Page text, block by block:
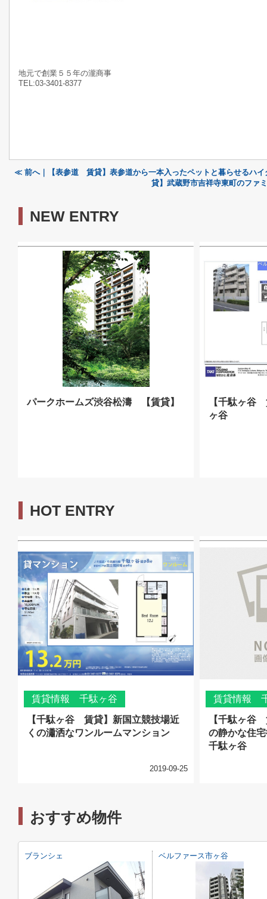
地元で創業５５年の瀧商事
TEL:03-3401-8377
≪ 前へ｜【表参道 賃貸】表参道から一本入ったペットと暮らせるハ
貸】武蔵野市吉祥寺東町のフ
NEW ENTRY
パークホームズ渋谷松濤 【賃貸】
【千駄ヶ谷
ヶ谷
HOT ENTRY
賃貸情報 千駄ヶ谷
【千駄ヶ谷 賃貸】新国立競技場近
くの瀟洒なワンルームマンション
2019-09-25
賃貸情報
【千駄ヶ谷
の静かな住
千駄ヶ谷
おすすめ物件
ブランシェ ベルファース市ヶ谷